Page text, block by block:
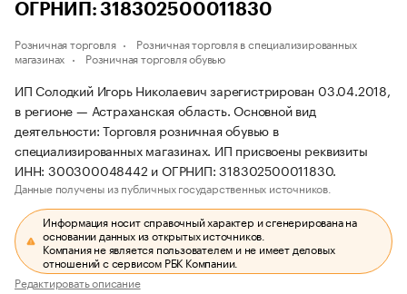
ОГРНИП: 318302500011830
Розничная торговля
Розничная торговля в специализированных
магазинах
Розничная торговля обувью
ИП Солодкий Игорь Николаевич зарегистрирован 03.04.2018,
в регионе — Астраханская область. Основной вид
деятельности: Торговля розничная обувью в
специализированных магазинах. ИП присвоены реквизиты
ИНН: 300300048442 и ОГРНИП: 318302500011830.
Данные получены из публичных государственных источников.
Информация носит справочный характер и сгенерирована на
основании данных из открытых источников.
Компания не является пользователем и не имеет деловых
отношений с сервисом РБК Компании.
Редактировать описание